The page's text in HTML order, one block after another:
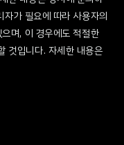
가 필요에 따라 사용자의
며, 이 경우에도 적절한
것입니다. 자세한 내용은